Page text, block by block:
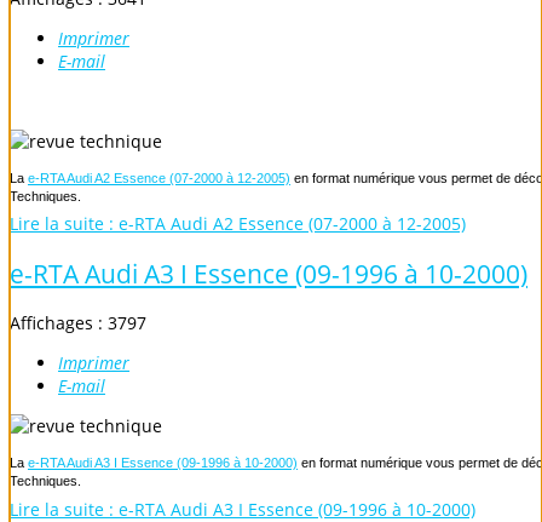
Imprimer
E-mail
La e-RTA Audi A2 Essence (07-2000 à 12-2005) en format numérique vous permet de
Techniques.
Lire la suite : e-RTA Audi A2 Essence (07-2000 à 12-2005)
e-RTA Audi A3 I Essence (09-1996 à 10-2000)
Affichages : 3797
Imprimer
E-mail
La e-RTA Audi A3 I Essence (09-1996 à 10-2000) en format numérique vous permet de
Techniques.
Lire la suite : e-RTA Audi A3 I Essence (09-1996 à 10-2000)